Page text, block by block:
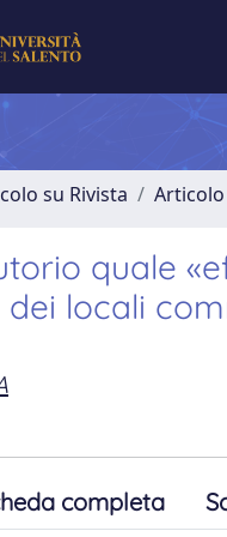
su Rivista
quale
locali
completa